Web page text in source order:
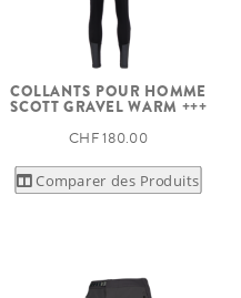
COLLANTS POUR HOMME
SCOTT GRAVEL WARM +++
CHF 180.00
Comparer des Produits